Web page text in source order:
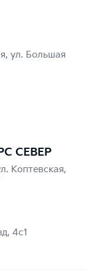
ул. Большая
СЕВЕР
4с1